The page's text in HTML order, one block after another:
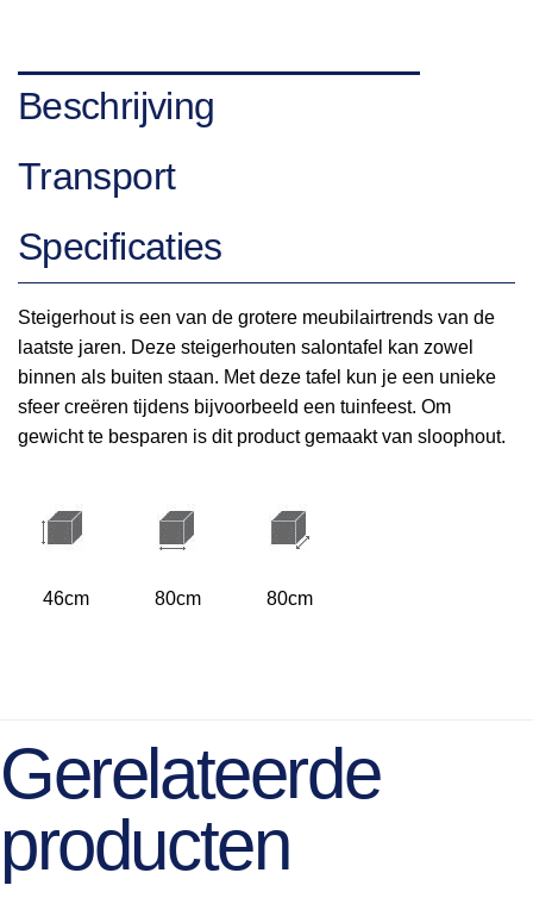
Beschrijving
Transport
Specificaties
Steigerhout is een van de grotere meubilairtrends van de
laatste jaren. Deze steigerhouten salontafel kan zowel
binnen als buiten staan. Met deze tafel kun je een unieke
sfeer creëren tijdens bijvoorbeeld een tuinfeest. Om
gewicht te besparen is dit product gemaakt van sloophout.
46cm 80cm 80cm
Gerelateerde
producten